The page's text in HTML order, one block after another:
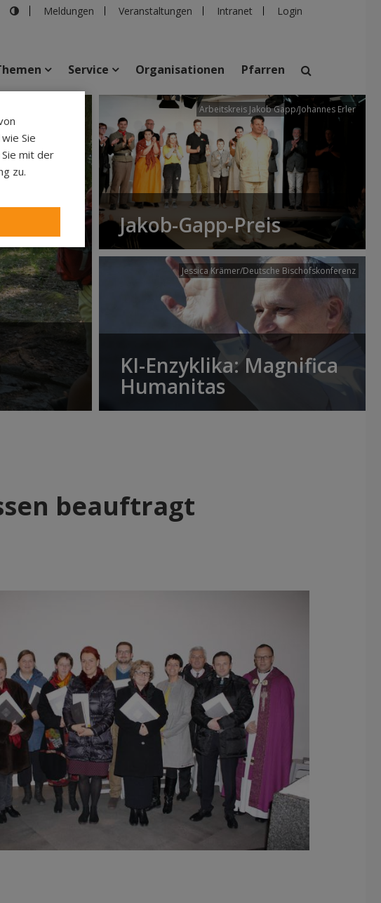
Meldungen Veranstaltungen Intranet Login
suchen
Veranstaltungen Personen Pfarren Einrichtungen
Service Organisationen Pfarren
Arbeitskreis Jakob Gapp/Johannes Erler
Jakob-Gapp-Preis
Jessica Krämer/Deutsche Bischofskonferenz
KI-Enzyklika: Magnifica
Humanitas
beauftragt
Sie
Sie mit der
zu.